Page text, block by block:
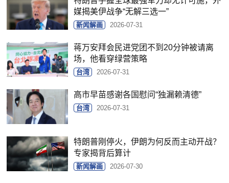
媒揭美伊战争“无解三选一”
新闻解画 2026-07-31
蒋万安拜会民进党团不到20分钟被请离
场，他看穿绿营策略
台湾 2026-07-31
高市早苗感谢各国慰问“独漏赖清德”
台湾 2026-07-31
特朗普刚停火，伊朗为何反而主动开战？
专家揭背后算计
新闻解画 2026-07-30